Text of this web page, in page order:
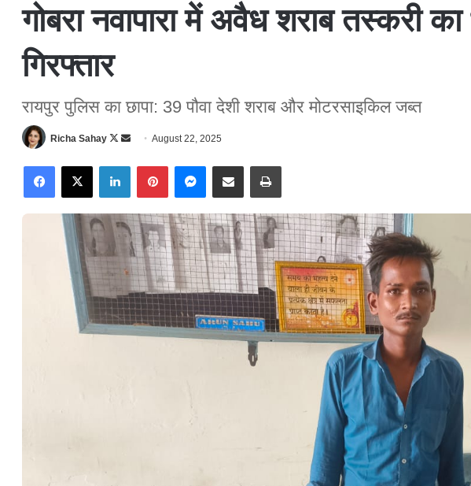
गोबरा नवापारा में अवैध शराब तस्करी
गिरफ्तार
रायपुर पुलिस का छापा: 39 पौवा देशी शराब और मोटरसाइकिल जब्त
Richa Sahay
F
l
o
w
n
a
n
e
m
a
i
l
August 22, 2025
X